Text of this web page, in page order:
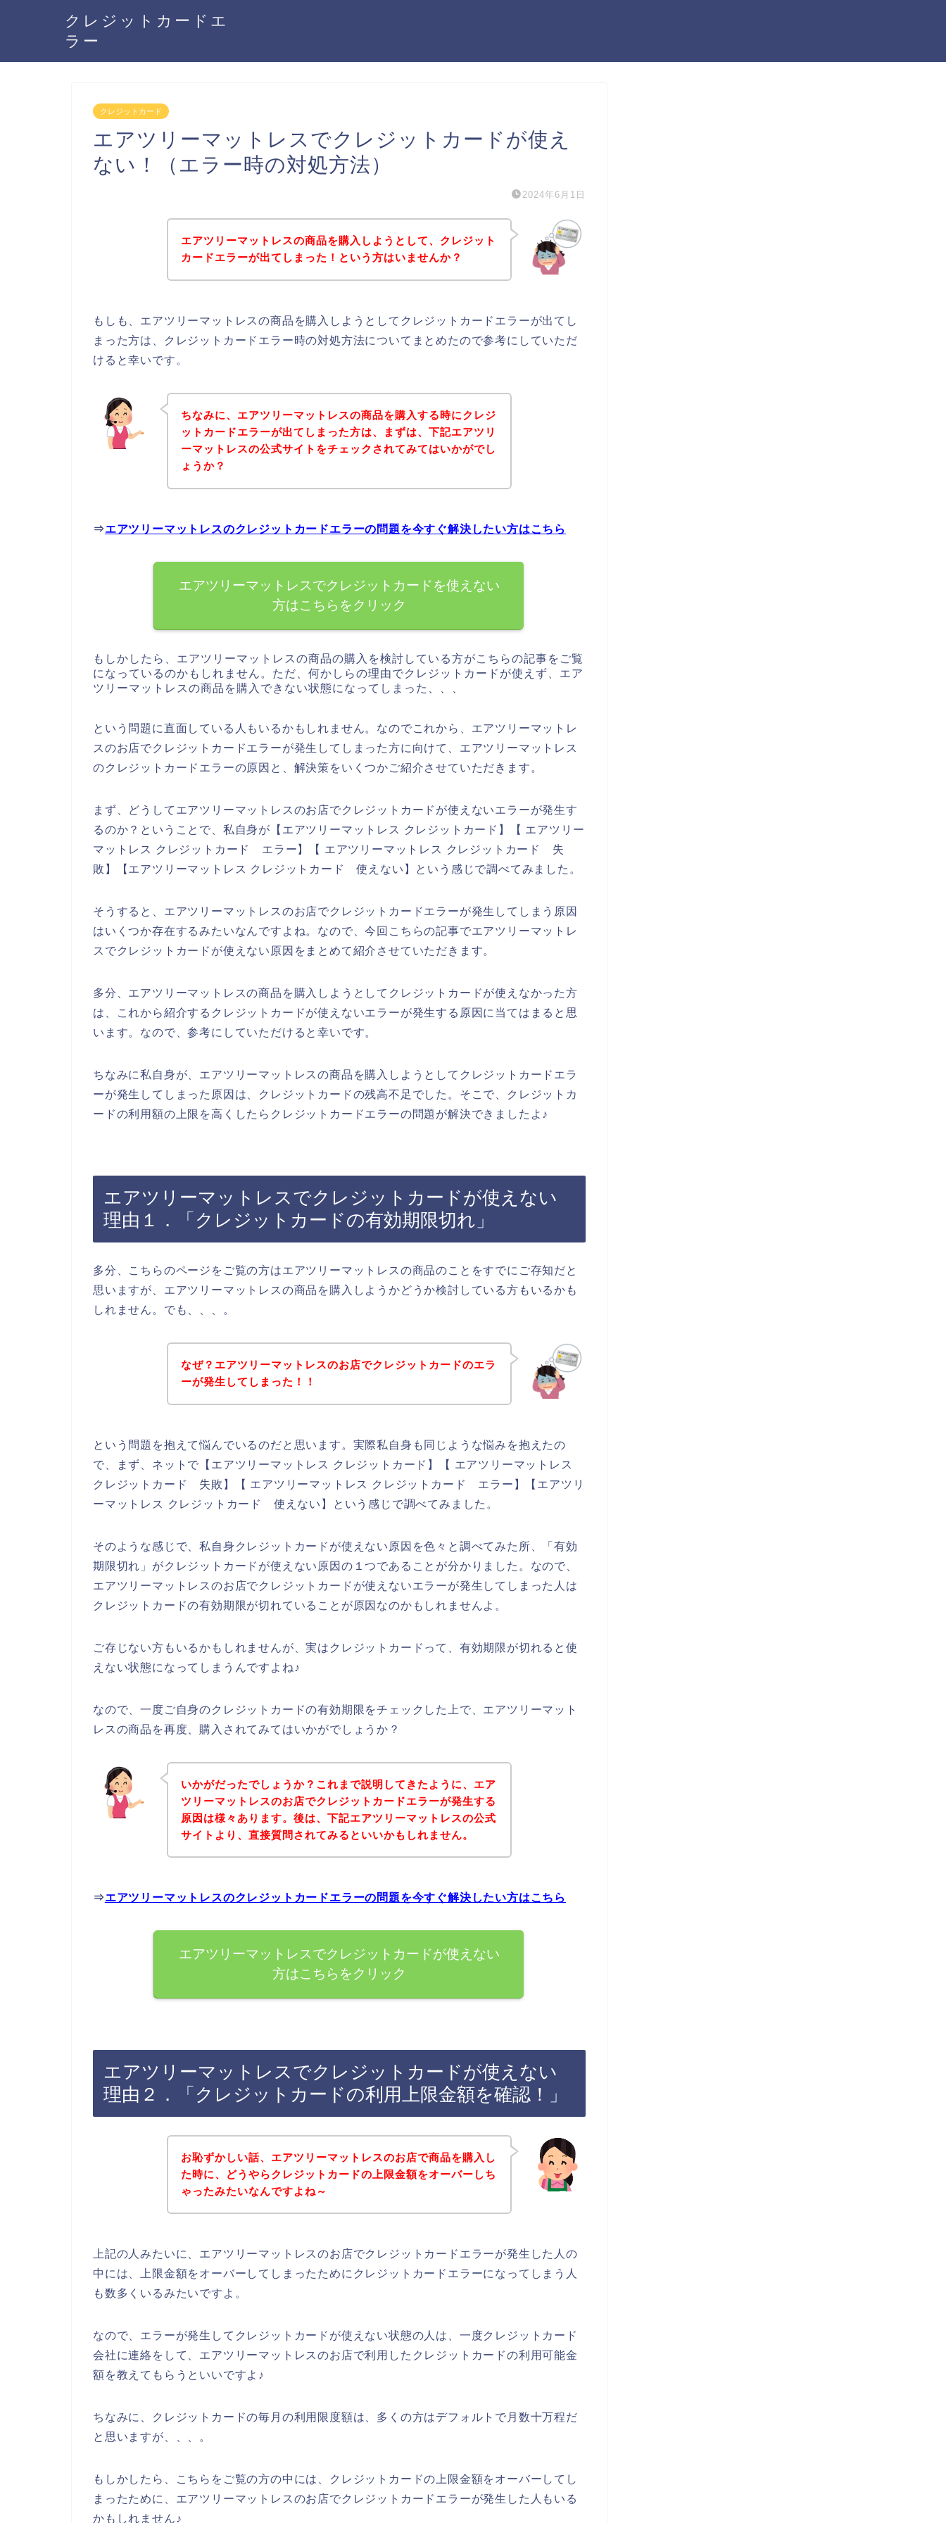
クレジットカードエ
ラー
クレジットカード
エアツリーマットレスでクレジットカードが使え
ない！（エラー時の対処方法）
2024年6月1日
エアツリーマットレスの商品を購入しようとして、クレジット
カードエラーが出てしまった！という方はいませんか？
もしも、エアツリーマットレスの商品を購入しようとしてクレジットカードエラーが出てし
まった方は、クレジットカードエラー時の対処方法についてまとめたので参考にしていただ
けると幸いです。
ちなみに、エアツリーマットレスの商品を購入する時にクレジ
ットカードエラーが出てしまった方は、まずは、下記エアツリ
ーマットレスの公式サイトをチェックされてみてはいかがでし
ょうか？
⇒エアツリーマットレスのクレジットカードエラーの問題を今すぐ解決したい方はこちら
エアツリーマットレスでクレジットカードを使えない
方はこちらをクリック
もしかしたら、エアツリーマットレスの商品の購入を検討している方がこちらの記事をご覧
になっているのかもしれません。ただ、何かしらの理由でクレジットカードが使えず、エア
ツリーマットレスの商品を購入できない状態になってしまった、、、
という問題に直面している人もいるかもしれません。なのでこれから、エアツリーマットレ
スのお店でクレジットカードエラーが発生してしまった方に向けて、エアツリーマットレス
のクレジットカードエラーの原因と、解決策をいくつかご紹介させていただきます。
まず、どうしてエアツリーマットレスのお店でクレジットカードが使えないエラーが発生す
るのか？ということで、私自身が【エアツリーマットレス クレジットカード】【 エアツリー
マットレス クレジットカード エラー】【 エアツリーマットレス クレジットカード 失
敗】【エアツリーマットレス クレジットカード 使えない】という感じで調べてみました。
そうすると、エアツリーマットレスのお店でクレジットカードエラーが発生してしまう原因
はいくつか存在するみたいなんですよね。なので、今回こちらの記事でエアツリーマットレ
スでクレジットカードが使えない原因をまとめて紹介させていただきます。
多分、エアツリーマットレスの商品を購入しようとしてクレジットカードが使えなかった方
は、これから紹介するクレジットカードが使えないエラーが発生する原因に当てはまると思
います。なので、参考にしていただけると幸いです。
ちなみに私自身が、エアツリーマットレスの商品を購入しようとしてクレジットカードエラ
ーが発生してしまった原因は、クレジットカードの残高不足でした。そこで、クレジットカ
ードの利用額の上限を高くしたらクレジットカードエラーの問題が解決できましたよ♪
エアツリーマットレスでクレジットカードが使えない
理由１．「クレジットカードの有効期限切れ」
多分、こちらのページをご覧の方はエアツリーマットレスの商品のことをすでにご存知だと
思いますが、エアツリーマットレスの商品を購入しようかどうか検討している方もいるかも
しれません。でも、、、。
なぜ？エアツリーマットレスのお店でクレジットカードのエラ
ーが発生してしまった！！
という問題を抱えて悩んでいるのだと思います。実際私自身も同じような悩みを抱えたの
で、まず、ネットで【エアツリーマットレス クレジットカード】【 エアツリーマットレス
クレジットカード 失敗】【 エアツリーマットレス クレジットカード エラー】【エアツリ
ーマットレス クレジットカード 使えない】という感じで調べてみました。
そのような感じで、私自身クレジットカードが使えない原因を色々と調べてみた所、「有効
期限切れ」がクレジットカードが使えない原因の１つであることが分かりました。なので、
エアツリーマットレスのお店でクレジットカードが使えないエラーが発生してしまった人は
クレジットカードの有効期限が切れていることが原因なのかもしれませんよ。
ご存じない方もいるかもしれませんが、実はクレジットカードって、有効期限が切れると使
えない状態になってしまうんですよね♪
なので、一度ご自身のクレジットカードの有効期限をチェックした上で、エアツリーマット
レスの商品を再度、購入されてみてはいかがでしょうか？
いかがだったでしょうか？これまで説明してきたように、エア
ツリーマットレスのお店でクレジットカードエラーが発生する
原因は様々あります。後は、下記エアツリーマットレスの公式
サイトより、直接質問されてみるといいかもしれません。
⇒エアツリーマットレスのクレジットカードエラーの問題を今すぐ解決したい方はこちら
エアツリーマットレスでクレジットカードが使えない
方はこちらをクリック
エアツリーマットレスでクレジットカードが使えない
理由２．「クレジットカードの利用上限金額を確認！」
お恥ずかしい話、エアツリーマットレスのお店で商品を購入し
た時に、どうやらクレジットカードの上限金額をオーバーしち
ゃったみたいなんですよね～
上記の人みたいに、エアツリーマットレスのお店でクレジットカードエラーが発生した人の
中には、上限金額をオーバーしてしまったためにクレジットカードエラーになってしまう人
も数多くいるみたいですよ。
なので、エラーが発生してクレジットカードが使えない状態の人は、一度クレジットカード
会社に連絡をして、エアツリーマットレスのお店で利用したクレジットカードの利用可能金
額を教えてもらうといいですよ♪
ちなみに、クレジットカードの毎月の利用限度額は、多くの方はデフォルトで月数十万程だ
と思いますが、、、。
もしかしたら、こちらをご覧の方の中には、クレジットカードの上限金額をオーバーしてし
まったために、エアツリーマットレスのお店でクレジットカードエラーが発生した人もいる
かもしれません♪